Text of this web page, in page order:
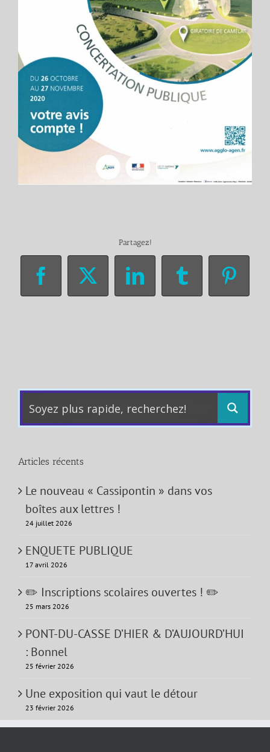
Partagez!
Facebook
X LinkedInTumblr
Articles récents
Le nouveau « Cassipontin » dans vos
boîtes aux lettres !
24 juillet 2026
ENQUETE PUBLIQUE
17 avril 2026
✏️ Inscriptions scolaires ouvertes ! ✏️
25 mars 2026
PONT-DU-CASSE D’HIER & D’AUJOURD’HUI
: Bonnel
25 février 2026
Une exposition qui vaut le détour
23 février 2026